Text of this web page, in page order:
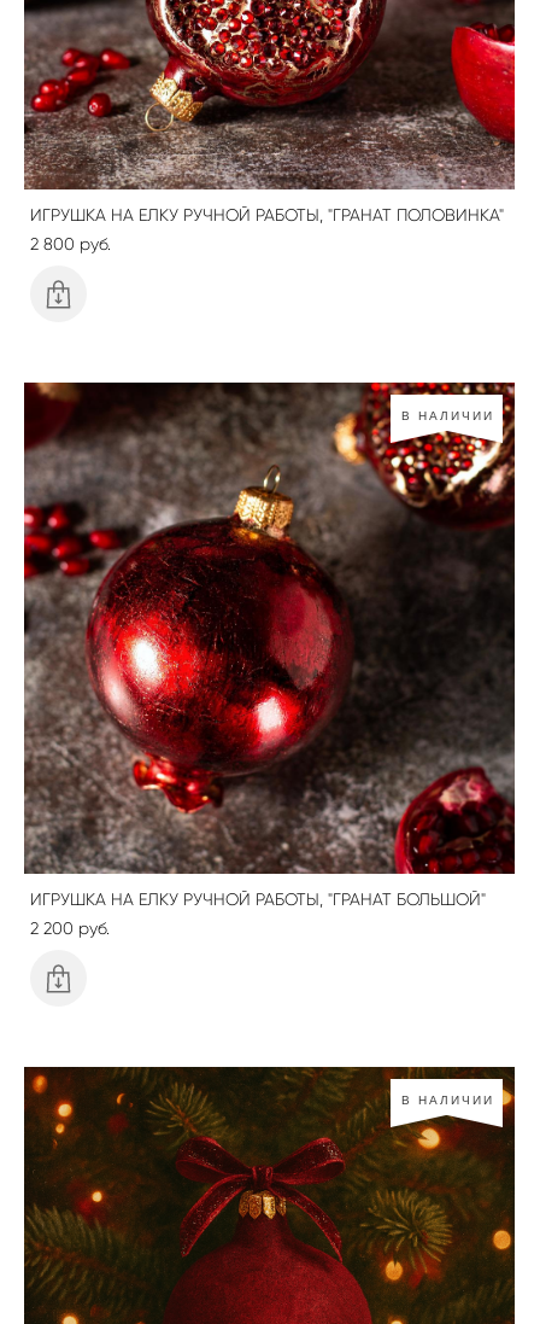
ИГРУШКА НА ЕЛКУ РУЧНОЙ РАБОТЫ, "ГРАНАТ ПОЛОВИНКА"
2 800 pуб.
В НАЛИЧИИ
ИГРУШКА НА ЕЛКУ РУЧНОЙ РАБОТЫ, "ГРАНАТ БОЛЬШОЙ"
2 200 pуб.
В НАЛИЧИИ